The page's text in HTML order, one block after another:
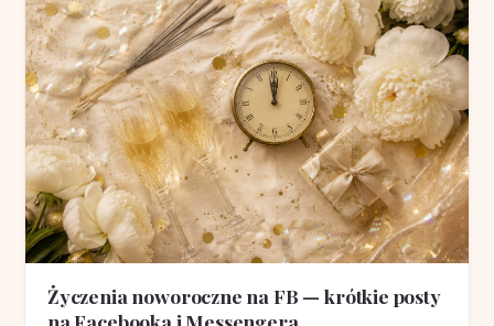
Życzenia noworoczne na FB — krótkie posty
na Facebooka i Messengera